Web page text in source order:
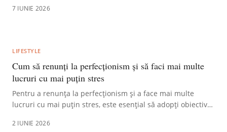
7 IUNIE 2026
LIFESTYLE
Cum să renunți la perfecționism și să faci mai multe
lucruri cu mai puțin stres
Pentru a renunța la perfecționism și a face mai multe
lucruri cu mai puțin stres, este esențial să adopți obiective
învățare. Concentrează-te pe progres, nu pe perfecțiune, și
2 IUNIE 2026